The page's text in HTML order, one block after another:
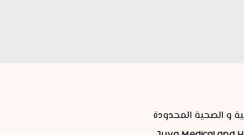
و الصحية المحدودة